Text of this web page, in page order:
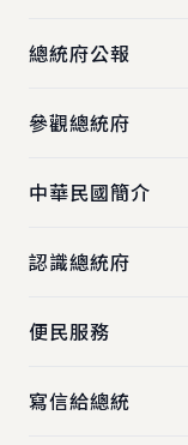
總統府公報
參觀總統府
中華民國簡介
認識總統府
便民服務
寫信給總統